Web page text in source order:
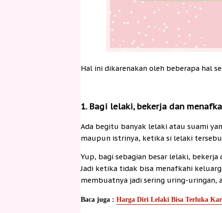
Hal ini dikarenakan oleh beberapa hal
1. Bagi lelaki, bekerja dan
Ada begitu banyak lelaki atau suami
maupun istrinya, ketika si lelaki
Yup, bagi sebagian besar lelaki,
Jadi ketika tidak bisa menafkahi
membuatnya jadi sering uring-uringan,
Baca juga : Harga Diri Lelaki Bisa Terluka